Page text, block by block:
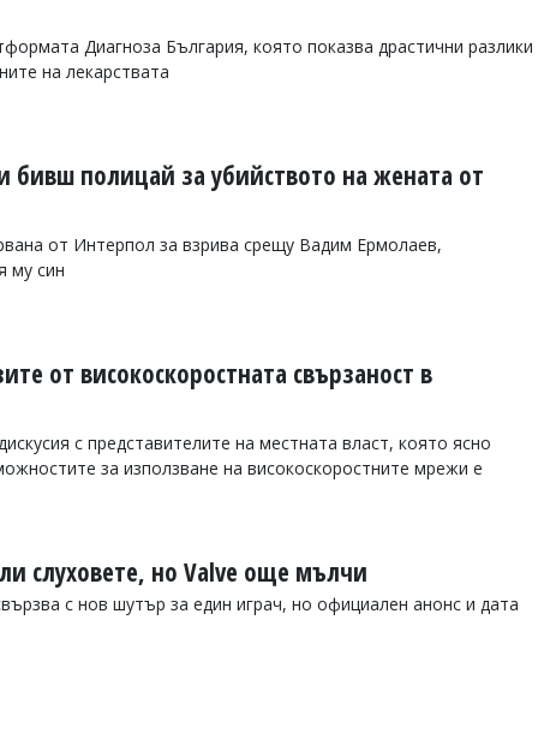
Диагноза България, която показва драстични разлики
на лекарствата
бивш полицай за убийството на жената от
от Интерпол за взрива срещу Вадим Ермолаев,
му син
от високоскоростната свързаност в
с представителите на местната власт, която ясно
за използване на високоскоростните мрежи е
слуховете, но Valve още мълчи
с нов шутър за един играч, но официален анонс и дата